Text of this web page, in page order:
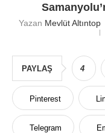
Yazan Mevlüt Altıntop
PAYLAŞ 4
Pinterest
Telegram